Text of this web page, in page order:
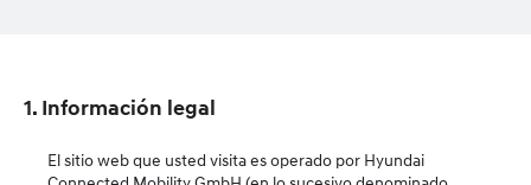
1. Información legal
El sitio web que usted visita es operado por Hyundai